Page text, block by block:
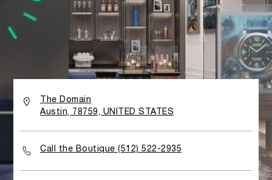
The Domain
Austin, 78759, UNITED STATES
Call the Boutique (512) 522-2935